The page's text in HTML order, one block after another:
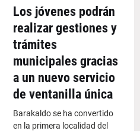
Los jóvenes podrán
realizar gestiones y
trámites
municipales gracias
a un nuevo servicio
de ventanilla única
Barakaldo se ha convertido
en la primera localidad del